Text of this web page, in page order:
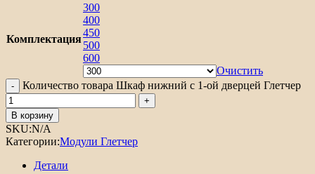
Комплектация
300
400
450
500
600
Очистить
Количество товара Шкаф нижний с 1-ой дверцей Глетчер
В корзину
SKU:N/A
Категории:Модули Глетчер
Детали